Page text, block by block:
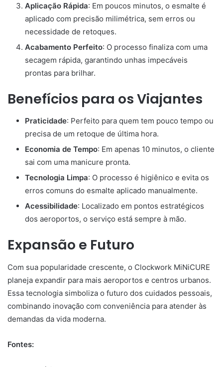
Aplicação Rápida: Em poucos minutos, o esmalte é
aplicado com precisão milimétrica, sem erros ou
necessidade de retoques.
Acabamento Perfeito: O processo finaliza com uma
secagem rápida, garantindo unhas impecáveis
prontas para brilhar.
Benefícios para os Viajantes
Praticidade: Perfeito para quem tem pouco tempo ou
precisa de um retoque de última hora.
Economia de Tempo: Em apenas 10 minutos, o cliente
sai com uma manicure pronta.
Tecnologia Limpa: O processo é higiênico e evita os
erros comuns do esmalte aplicado manualmente.
Acessibilidade: Localizado em pontos estratégicos
dos aeroportos, o serviço está sempre à mão.
Expansão e Futuro
Com sua popularidade crescente, o Clockwork MiNiCURE
planeja expandir para mais aeroportos e centros urbanos.
Essa tecnologia simboliza o futuro dos cuidados pessoais,
combinando inovação com conveniência para atender às
demandas da vida moderna.
Fontes: